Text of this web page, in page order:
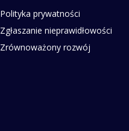
Polityka prywatności
Zgłaszanie nieprawidłowości
Zrównoważony rozwój